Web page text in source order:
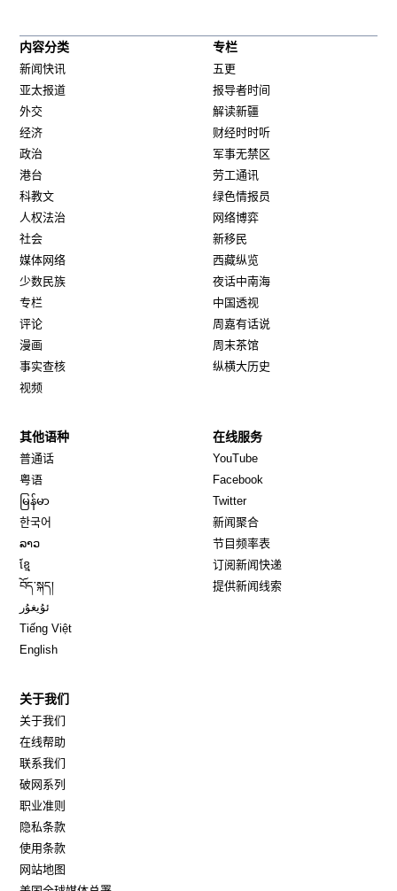
内容分类
新闻快讯
亚太报道
外交
经济
政治
港台
科教文
人权法治
社会
媒体网络
少数民族
专栏
评论
漫画
事实查核
视频
专栏
五更
报导者时间
解读新疆
财经时时听
军事无禁区
劳工通讯
绿色情报员
网络博弈
新移民
西藏纵览
夜话中南海
中国透视
周嘉有话说
周末茶馆
纵横大历史
其他语种
普通话
粤语
မြန်မာ
한국어
ລາວ
ខ្មែ
བོད་སྐད།
ئۇيغۇر
Tiếng Việt
English
在线服务
YouTube
Facebook
TwitterOpens in new window
新闻聚合
节目频率表
订阅新闻快递
提供新闻线索
关于我们
关于我们
在线帮助
联系我们
破网系列
职业准则
隐私条款
使用条款
网站地图